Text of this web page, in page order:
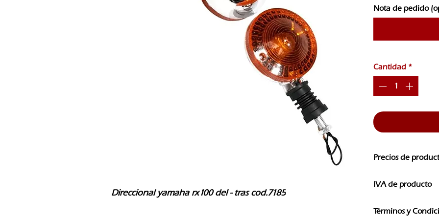
Direccional yamaha rx100 del - tras cod.7185
Nota de pedido
Cantidad *
Precios de
CAMBIOS SIN
IVA de producto
IVA
Términos y